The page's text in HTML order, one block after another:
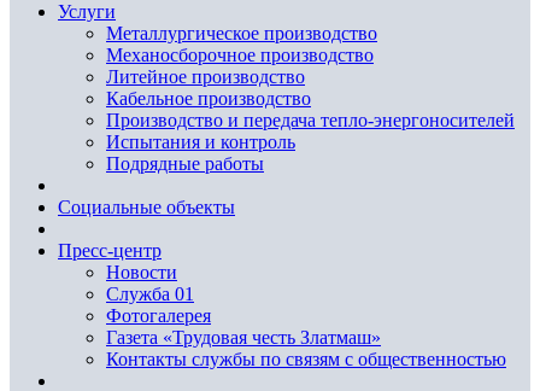
Услуги
Металлургическое производство
Механосборочное производство
Литейное производство
Кабельное производство
Производство и передача тепло-энергоносителей
Испытания и контроль
Подрядные работы
Социальные объекты
Пресс-центр
Новости
Служба 01
Фотогалерея
Газета «Трудовая честь Златмаш»
Контакты службы по связям с общественностью